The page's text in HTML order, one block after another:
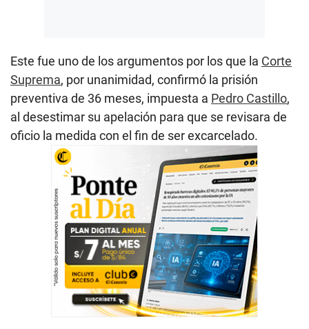
Este fue uno de los argumentos por los que la Corte
Suprema, por unanimidad, confirmó la prisión
preventiva de 36 meses, impuesta a Pedro Castillo,
al desestimar su apelación para que se revisara de
oficio la medida con el fin de ser excarcelado.